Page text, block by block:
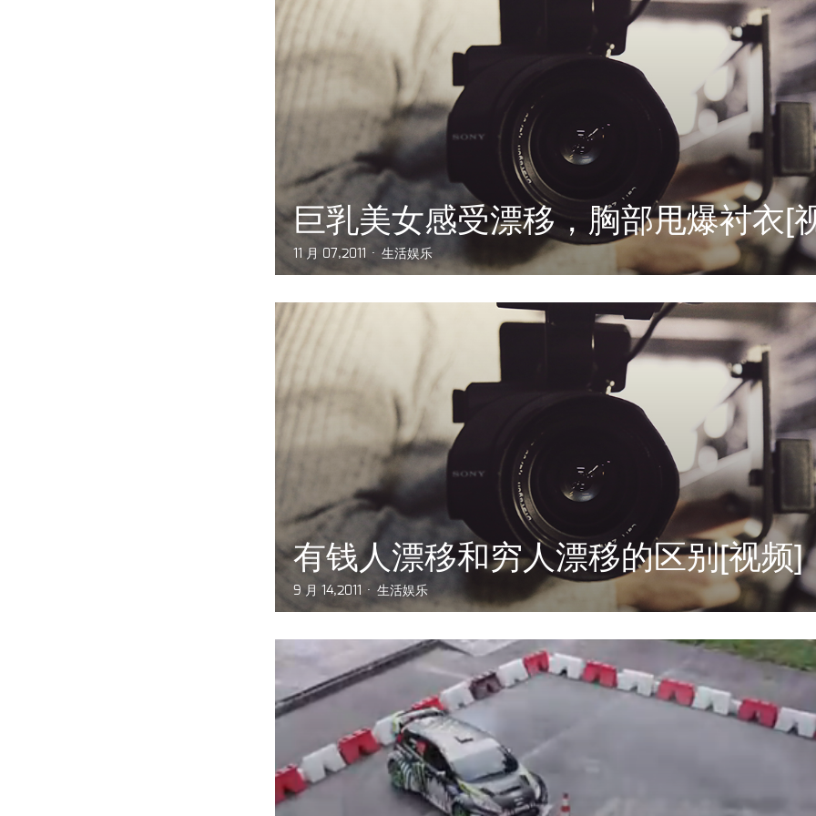
巨乳美女感受漂移，胸部甩爆衬衣[
11 月 07,2011 生活娱乐
有钱人漂移和穷人漂移的区别[视频]
9 月 14,2011 生活娱乐